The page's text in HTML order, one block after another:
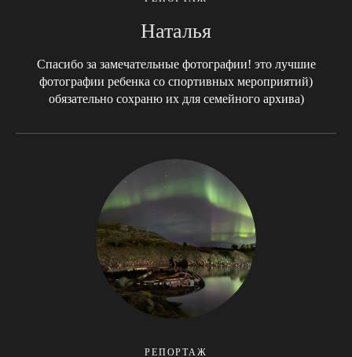
Наталья
Спасибо за замечательные фотографии! это лучшие
фотографии ребенка со спортивных мероприятий)
обязательно сохраню их для семейного архива)
РЕПОРТАЖ